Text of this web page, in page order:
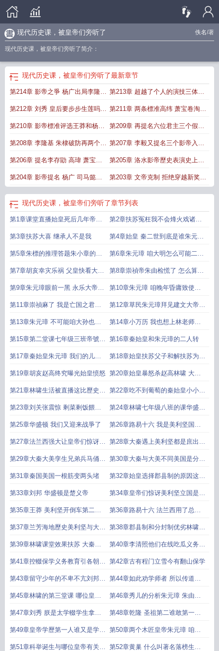
佚名/著
现代历史课，被皇帝们旁听了
现代历史课，被皇帝们旁听了简介：
现代历史课，被皇帝们旁听了最新章节
第214章 影帝之爭 杨广出局李隆基
破防偽帝三选一
第213章 超越了个人的演技三体的
战略欺骗朱棣开心被淘汰了
第212章 刘秀 皇后要步步生莲吗淘
汰李存勖和里跟冷知识
第211章 两条標准高纬 萧宝卷淘汰
步步生莲
第210章 影帝標准评选王莽和杨广
司马懿要落选
第209章 再提名六位君主三个假冒
皇帝的影帝评奖开始
第208章 李隆基 朱棣破防再两个外
国皇帝入围
第207章 李毅又提名三个影帝入围
李忱 杨行密 李隆基入围
第206章 提名李存勖 高瑋 萧宝卷
慕慕容熙等年轻艺术家
第205章 洛水影帝歷史表演史上的
巔峰时刻司马懿 尼禄入围
第204章 影帝提名 杨广 司马懿入
围洛水影帝
第203章 文帝克制 拒绝穿越新奖项
最佳影帝奖提名王莽
现代历史课，被皇帝们旁听了章节列表
第1章课堂直播始皇死后几年帝都
被敌军攻破
第2章扶苏冤枉我不会烽火戏诸侯
啊
第3章扶苏大喜 继承人不是我 第4章始皇 秦二世到底是谁朱元璋
傻眼
第5章朱標的推理答题朱小章的高
光时刻
第6章朱元璋 咱大明怎么可能二世
而亡
第7章胡亥幸灾乐祸 父皇快看大明
也二世而亡了
第8章崇禎帝朱由检慌了 怎么算到
我这里来了
第9章朱元璋眼前一黑 永乐大帝打
进金陵
第10章朱元璋 咱晚年昏庸致使永
乐大帝起义造反
第11章崇禎麻了 我是亡国之君林
啸解答
第12章草民朱元璋拜见建文大帝扶
苏嫉妒朱標
第13章朱元璋 不可能咱大孙也没
了
第14章小万历 我也想上林老师的
课乾隆 赶紧处理美利坚
第15章第二堂课七年级三班帝號引
震动
第16章秦始皇和朱元璋的二人转
第17章秦始皇朱元璋 我们的儿子
都死了
第18章始皇扶苏父子和解扶苏为何
不能继位
第19章胡亥赵高终究曝光始皇愤怒 第20章始皇暴怒杀赵高林啸 大秦
註定要亡
第21章林啸生活被直播这比歷史课
还要重要
第22章吃不到葡萄的秦始皇小小黄
瓜的歷史传承
第23章刘关张震惊 剩菜剩饭餵狗
这样生活也不过二十年
第24章林啸七年级八班的课华盛顿
几年统一北美十三州
第25章华盛顿 我们又迎来战爭了 第26章路易十六 我是美利坚国父
李世民 国父可以很多吗
第27章法兰西强大让皇帝们惊讶大
秦与美利坚相同点
第28章大秦遇上美利坚都是庶出中
的庶出
第29章大秦大美孪生兄弟兵马俑与
自由女神
第30章大秦与大美不同美国是分封
製版大秦
第31章秦国美国一根筋变两头堵 第32章始皇选择郡县制的原因这个
版本过於先进
第33章刘邦 华盛顿是楚义帝 第34章皇帝们惊讶美利坚立国是被
迫用来还债的
第35章王莽 美利坚开倒车第二个
总统制国家
第36章路易十六 法兰西用了总统
制拿破崙惊愕 拿破崙三世是谁
第37章兰芳海地歷史美利坚与大秦
其他不同
第38章郡县制和分封制优劣林啸给
学生们的课后问题
第39章林啸课堂效果扶苏 大秦两
制优点全都要
第40章李清照他们在线吃瓜义务教
育控輟保学
第41章控輟保学义务教育引各朝各
代震撼
第42章古有程门立雪今有翻山保学
第43章留守少年的不卑不亢刘邦刘
裕 此子类我
第44章如此劝学师者 所以传道受
业解惑也
第45章林啸的第三堂课 哪位皇帝
学歷最高
第46章秀儿的分析朱元璋 朱由校
速绑燕王到金陵
第47章刘秀 朕是太学輟学生拿破
崙学歷仅排第三
第48章乾隆 圣祖第二谁敢第一朱
厚照 朕比康熙不差
第49章皇帝学歷第一人谁又是学习
不好的皇帝
第50章两个木匠皇帝朱元璋 咱受
到报应了
第51章科举诞生与哪位皇帝有关慈 第52章黄巢 什么叫著名落榜生比